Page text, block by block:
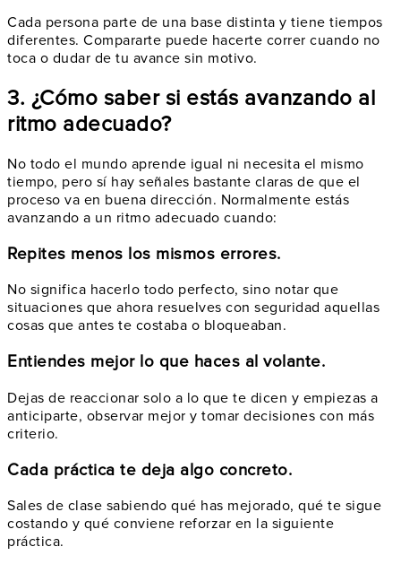
Cada persona parte de una base distinta y tiene tiempos
diferentes. Compararte puede hacerte correr cuando no
toca o dudar de tu avance sin motivo.
3. ¿Cómo saber si estás avanzando al
ritmo adecuado?
No todo el mundo aprende igual ni necesita el mismo
tiempo, pero sí hay señales bastante claras de que el
proceso va en buena dirección. Normalmente estás
avanzando a un ritmo adecuado cuando:
Repites menos los mismos errores.
No significa hacerlo todo perfecto, sino notar que
situaciones que ahora resuelves con seguridad aquellas
cosas que antes te costaba o bloqueaban.
Entiendes mejor lo que haces al volante.
Dejas de reaccionar solo a lo que te dicen y empiezas a
anticiparte, observar mejor y tomar decisiones con más
criterio.
Cada práctica te deja algo concreto.
Sales de clase sabiendo qué has mejorado, qué te sigue
costando y qué conviene reforzar en la siguiente
práctica.